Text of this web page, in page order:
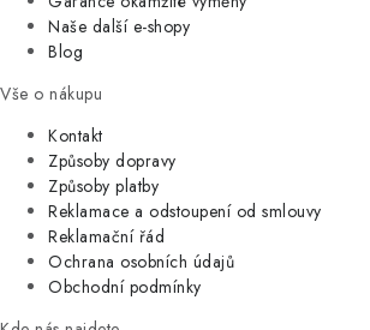
Naše další e-shopy
Blog
Vše o nákupu
Kontakt
Způsoby dopravy
Způsoby platby
Reklamace a odstoupení od smlouvy
Reklamační řád
Ochrana osobních údajů
Obchodní podmínky
SÁČKY
KUCHYNĚ
ORGANIZACE
DOMÁCNOST
ÚKLID